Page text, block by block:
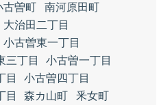
古曽町
南河原田町
大治田二丁目
小古曽東一丁目
三丁目
小古曽一丁目
目
小古曽四丁目
目 森カ山町
釆女町